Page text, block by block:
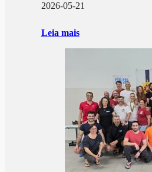
2026-05-21
Leia mais